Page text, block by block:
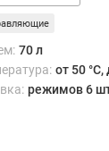
70 л
от 50 °C,
режимов 6